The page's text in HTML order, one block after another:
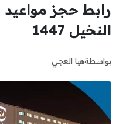
رابط حجز
النخيل 1447
بواسطةهيا العجي